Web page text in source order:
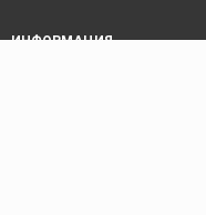
ИНФОРМАЦИЯ